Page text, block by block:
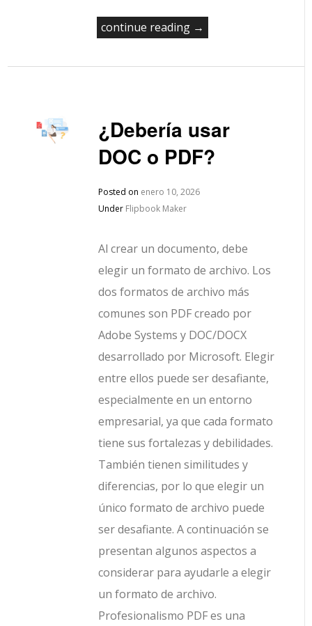
continue reading →
¿Debería usar
DOC o PDF?
Posted on enero 10, 2026
Under Flipbook Maker
Al crear un documento, debe
elegir un formato de archivo. Los
dos formatos de archivo más
comunes son PDF creado por
Adobe Systems y DOC/DOCX
desarrollado por Microsoft. Elegir
entre ellos puede ser desafiante,
especialmente en un entorno
empresarial, ya que cada formato
tiene sus fortalezas y debilidades.
También tienen similitudes y
diferencias, por lo que elegir un
único formato de archivo puede
ser desafiante. A continuación se
presentan algunos aspectos a
considerar para ayudarle a elegir
un formato de archivo.
Profesionalismo PDF es una